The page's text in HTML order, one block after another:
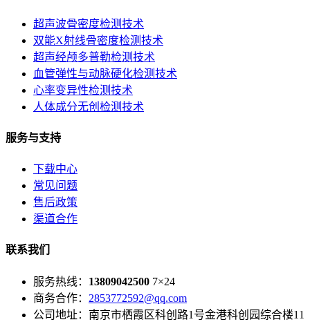
超声波骨密度检测技术
双能X射线骨密度检测技术
超声经颅多普勒检测技术
血管弹性与动脉硬化检测技术
心率变异性检测技术
人体成分无创检测技术
服务与支持
下载中心
常见问题
售后政策
渠道合作
联系我们
服务热线： 13809042500 7×24
商务合作： 2853772592@qq.com
公司地址：南京市栖霞区科创路1号金港科创园综合楼11